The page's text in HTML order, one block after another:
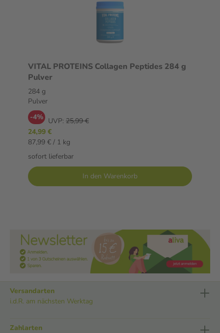
VITAL PROTEINS Collagen Peptides 284 g
Pulver
284 g
Pulver
-4% UVP: 25,99 €
24,99 €
87,99 € / 1 kg
sofort lieferbar
In den Warenkorb
Versandarten
i.d.R. am nächsten Werktag
Zahlarten